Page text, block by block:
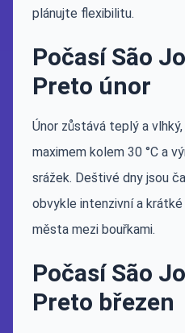
plánujte flexibilitu.
Počasí São
Preto únor
Únor zůstává teplý a
maximem kolem 30 °C a
srážek. Deštivé dny jsou
obvykle intenzivní a
města mezi bouřkami.
Počasí São
Preto březen